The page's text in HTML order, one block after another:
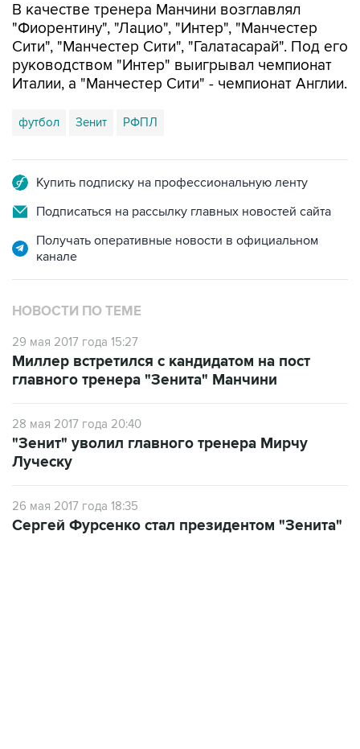
В качестве тренера Манчини возглавлял
"Фиорентину", "Лацио", "Интер", "Манчестер
Сити", "Манчестер Сити", "Галатасарай". Под его
руководством "Интер" выигрывал чемпионат
Италии, а "Манчестер Сити" - чемпионат Англии.
футбол Зенит РФПЛ
Купить подписку на профессиональную ленту
Подписаться на рассылку главных новостей сайта
Получать оперативные новости в официальном
канале
НОВОСТИ ПО ТЕМЕ
29 мая 2017 года 15:27
Миллер встретился с кандидатом на пост
главного тренера "Зенита" Манчини
28 мая 2017 года 20:40
"Зенит" уволил главного тренера Мирчу
Луческу
26 мая 2017 года 18:35
Сергей Фурсенко стал президентом "Зенита"